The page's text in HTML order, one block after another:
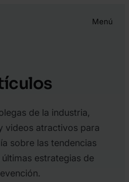
Menú
de la industria,
videos atractivos para
sobre las tendencias
estrategias de